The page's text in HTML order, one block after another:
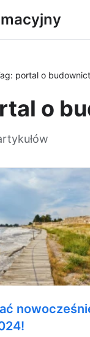
portal o
o